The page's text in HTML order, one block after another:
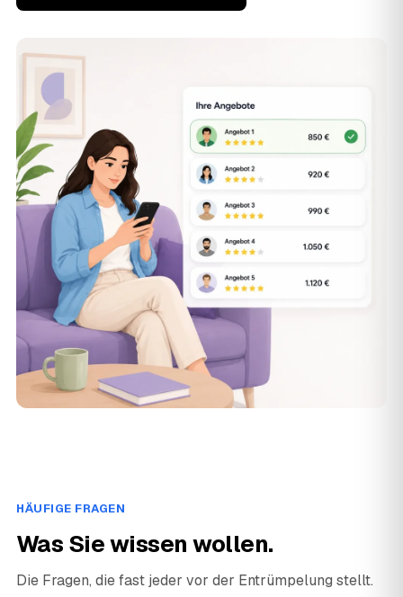
HÄUFIGE FRAGEN
Was Sie wissen wollen.
Die Fragen, die fast jeder vor der Entrümpelung stellt.